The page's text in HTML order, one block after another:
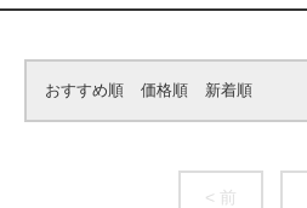
おすすめ順 価格順 新着順
< 前